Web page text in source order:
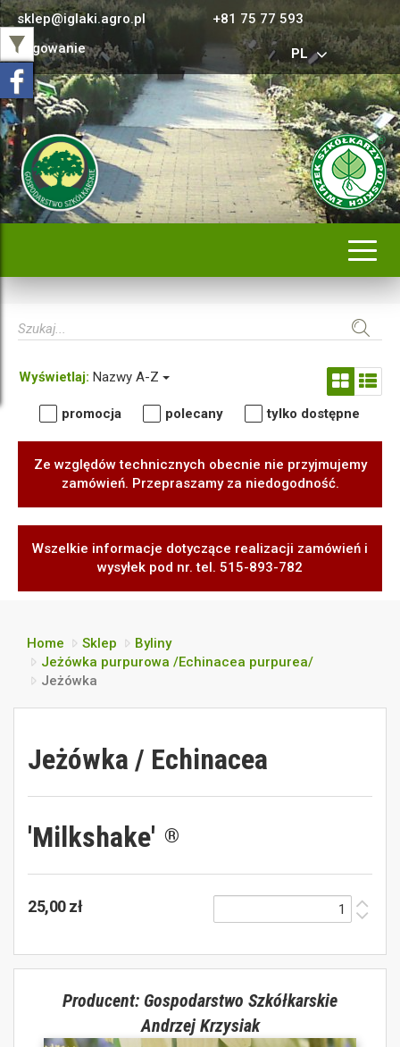
sklep@iglaki.agro.pl
+81 75 77 593
Logowanie
PL
Wyświetlaj: Nazwy A-Z
promocja polecany tylko dostępne
Ze względów technicznych obecnie nie przyjmujemy
zamówień. Przepraszamy za niedogodność.
Wszelkie informacje dotyczące realizacji zamówień i
wysyłek pod nr. tel. 515-893-782
Home Sklep
Byliny
Jeżówka purpurowa /Echinacea purpurea/
Jeżówka
Jeżówka / Echinacea
'Milkshake' ®
25,00 zł
Producent: Gospodarstwo Szkółkarskie
Andrzej Krzysiak